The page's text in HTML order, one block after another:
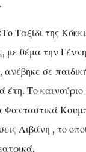
Ταξίδι της
με θέμα την
σε
Το καινούριο
Φανταστικά
Λιβάνη , το